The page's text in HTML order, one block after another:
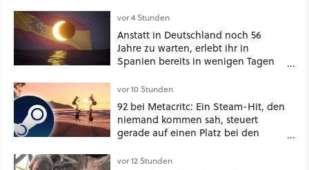
vor 4 Stunden
Anstatt in Deutschland noch 56
Jahre zu warten, erlebt ihr in
Spanien bereits in wenigen Tagen
vor 10 Stunden
92 bei Metacritc: Ein Steam-Hit, den
niemand kommen sah, steuert
gerade auf einen Platz bei den
vor 12 Stunden